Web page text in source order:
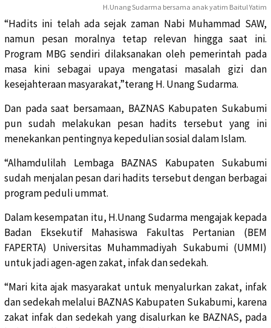
H.Unang Sudarma bersama anak yatim Baitul Yatim
“Hadits ini telah ada sejak zaman Nabi Muhammad SAW,
namun pesan moralnya tetap relevan hingga saat ini.
Program MBG sendiri dilaksanakan oleh pemerintah pada
masa kini sebagai upaya mengatasi masalah gizi dan
kesejahteraan masyarakat,”terang H. Unang Sudarma.
Dan pada saat bersamaan, BAZNAS Kabupaten Sukabumi
pun sudah melakukan pesan hadits tersebut yang ini
menekankan pentingnya kepedulian sosial dalam Islam.
“Alhamdulilah Lembaga BAZNAS Kabupaten Sukabumi
sudah menjalan pesan dari hadits tersebut dengan berbagai
program peduli ummat.
Dalam kesempatan itu, H.Unang Sudarma mengajak kepada
Badan Eksekutif Mahasiswa Fakultas Pertanian (BEM
FAPERTA) Universitas Muhammadiyah Sukabumi (UMMI)
untuk jadi agen-agen zakat, infak dan sedekah.
“Mari kita ajak masyarakat untuk menyalurkan zakat, infak
dan sedekah melalui BAZNAS Kabupaten Sukabumi, karena
zakat infak dan sedekah yang disalurkan ke BAZNAS, pada